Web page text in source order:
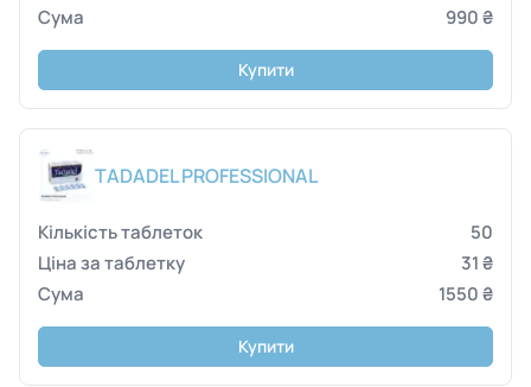
990 ₴
Купити
TADADEL PROFESSIONAL
50
31 ₴
1550 ₴
Купити